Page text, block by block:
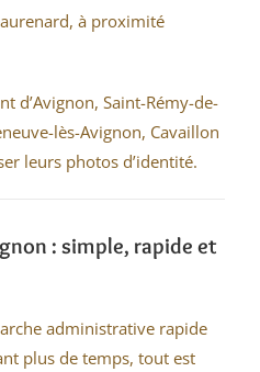
à proximité
d’Avignon, Saint-Rémy-de-
lès-Avignon, Cavaillon
leurs photos d’identité.
: simple, rapide et
administrative rapide
plus de temps, tout est